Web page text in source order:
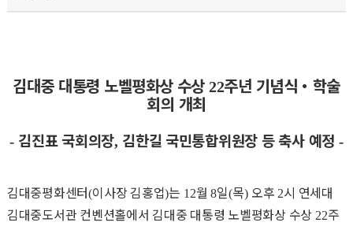
김대중 대통령 노벨평화상 수상22주년 기념식 ・ 학술
회의 개최
- 김진표 국회의장, 김한길 국민통합위원장 등 축사 예정 -
김대중평화센터(이사장 김홍업)는 12월8일(목) 오후2시 연세대
김대중도서관 컨벤션홀에서 김대중 대통령 노벨평화상 수상 22주